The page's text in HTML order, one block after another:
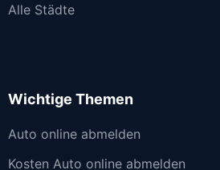
Alle Städte
Wichtige Themen
Auto online abmelden
Kosten Auto online abmelden